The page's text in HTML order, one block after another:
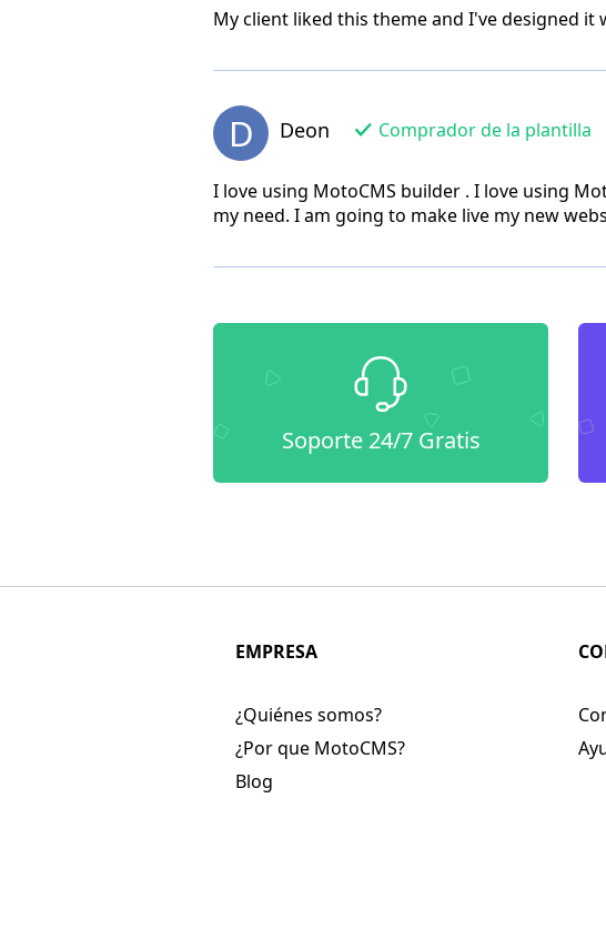
My client liked this theme and I've designed
D Deon Comprador de la plantilla
I love using MotoCMS builder . I love using
my need. I am going to make live my new
Soporte 24/7 Gratis
EMPRESA
¿Quiénes somos?
¿Por que MotoCMS?
Blog